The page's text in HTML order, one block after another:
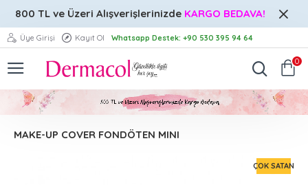
800 TL ve Üzeri Alışverişlerinizde KARGO BEDAVA!
Üye Girişi Kayıt Ol Whatsapp Destek: +90 530 395 94 64
0
MAKE-UP COVER FONDÖTEN MINI
ÇOK SATAN